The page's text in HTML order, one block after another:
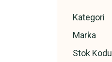
Kategori
Marka
Stok Kodu